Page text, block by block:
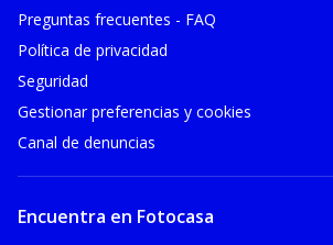
Preguntas frecuentes - FAQ
Política de privacidad
Seguridad
Gestionar preferencias y cookies
Canal de denuncias
Encuentra en Fotocasa